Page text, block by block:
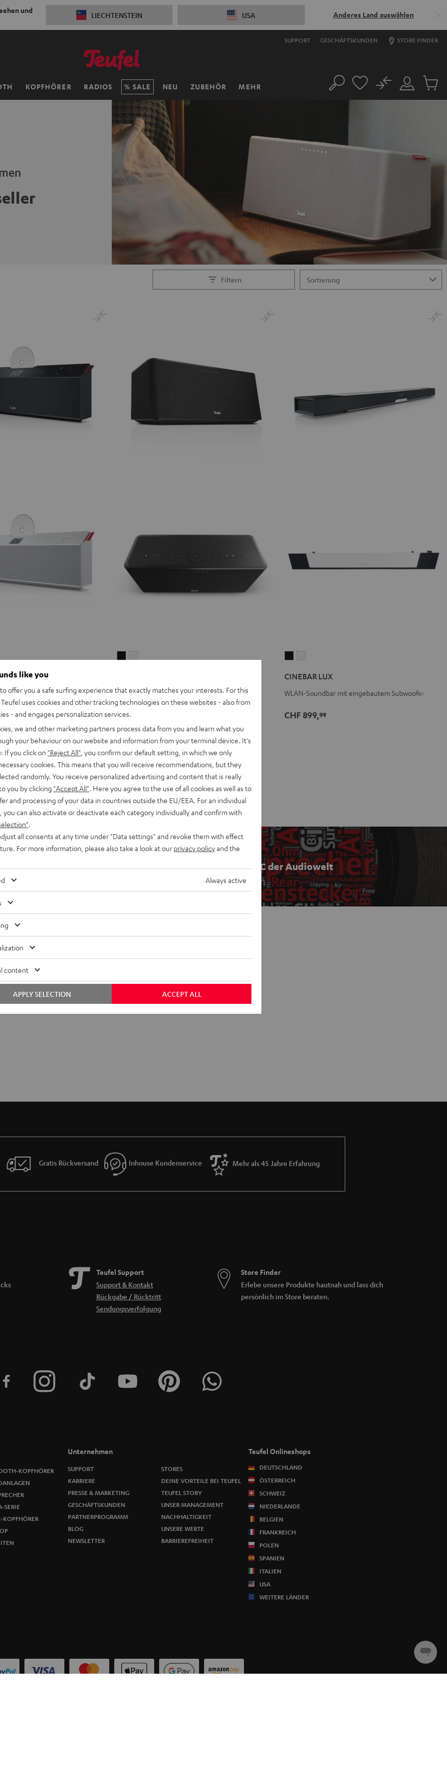
und
LIECHTENSTEIN USA Anderes Land auswählen
SUPPORT GESCHÄFTSKUNDEN STORE FINDER
KOPFHÖRER RADIOS SALE NEU ZUBEHÖR MEHR Suche
Mein
Konto
No
Artikel
Filtern
Preis
WLAN mit Bluetooth und Akku
CHF 549,
Schwarz
Weiß
CINEBAR LUX
WLAN-Soundbar mit eingebautem Subwoofer
CHF 899,99
Das ABC der Audiowelt
Gratis Rückversand Inhouse Kundenservice Mehr als 45 Jahre Erfahrung
Teufel Support
Support & Kontakt
Rückgabe / Rücktritt
Sendungsverfolgung
Store Finder
Erlebe unsere Produkte hautnah und lass dich
persönlich im Store beraten.
KOPFHÖRER
SERIE
KOPFHÖRER
Unternehmen
SUPPORT
KARRIERE
PRESSE & MARKETING
GESCHÄFTSKUNDEN
PARTNERPROGRAMM
BLOG
NEWSLETTER
STORES
DEINE VORTEILE BEI TEUFEL
TEUFEL STORY
UNSER MANAGEMENT
NACHHALTIGKEIT
UNSERE WERTE
BARRIEREFREIHEIT
Teufel Onlineshops
DEUTSCHLAND
ÖSTERREICH
SCHWEIZ
NIEDERLANDE
BELGIEN
FRANKREICH
POLEN
SPANIEN
ITALIEN
USA
WEITERE LÄNDER
Chat
starten
like you
offer you a safe surfing experience that exactly matches your interests. For this
uses cookies and other tracking technologies on these websites - also from
- and engages personalization services.
we and other marketing partners process data from you and learn what you
your behaviour on our website and information from your terminal device. It's
If you click on "Reject All" , you confirm our default setting, in which we only
cookies. This means that you will receive recommendations, but they
randomly. You receive personalized advertising and content that is really
you by clicking "Accept All". Here you agree to the use of all cookies as well as to
and processing of your data in countries outside the EU/EEA. For an individual
you can also activate or deactivate each category individually and confirm with
.
all consents at any time under "Data settings" and revoke them with effect
For more information, please also take a look at our privacy policyand the
Always active
content
ACCEPT ALL
APPLY SELECTION